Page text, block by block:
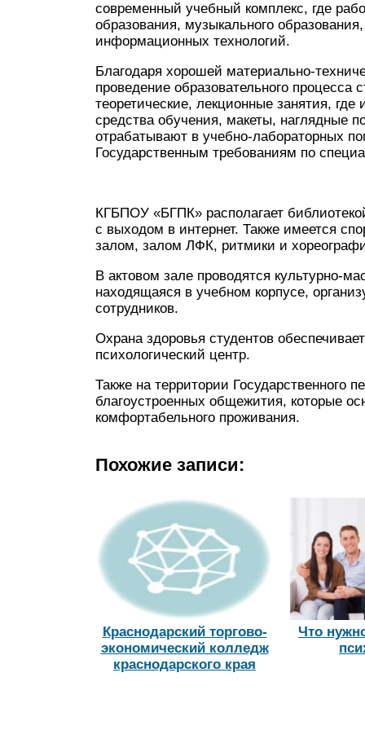
современный учебный комплекс, где
образования, музыкального
информационных технологий.
Благодаря хорошей материально-
проведение образовательного процесса
теоретические, лекционные занятия,
средства обучения, макеты, наглядные
отрабатывают в учебно-лабораторных
Государственным требованиям по
КГБПОУ «БГПК» располагает
с выходом в интернет. Также имеется
залом, залом ЛФК, ритмики и
В актовом зале проводятся культурно-
находящаяся в учебном корпусе,
сотрудников.
Охрана здоровья студентов
психологический центр.
Также на территории Государственного
благоустроенных общежития, которые
комфортабельного проживания.
Похожие записи:
Краснодарский торгово-
экономический колледж
краснодарского края
Что